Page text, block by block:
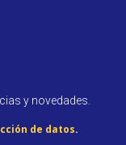
y novedades.
de datos.